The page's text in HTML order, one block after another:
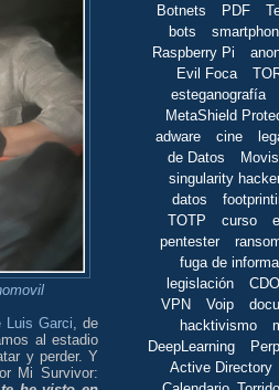
Luis Garci, de
al estadio
y perder. Y
Mi Survivor:
Botnets
PDF
bots
Raspberry Pi
Evil Foca
esteganografía
MetaShield
adware
cine
de Datos
singularity
datos
TOTP
curso
pentester
fuga de
legislación
CDO
VPN
Voip
hacktivismo
DeepLearning
Active Directory